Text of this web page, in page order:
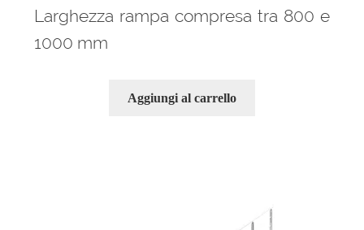
Larghezza rampa compresa tra 800 e
1000 mm
Aggiungi al carrello